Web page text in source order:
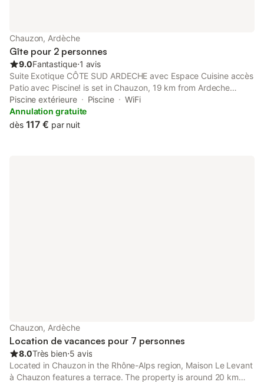
Chauzon, Ardèche
Gîte pour 2 personnes
9.0Fantastique⋅1 avis
Suite Exotique CÔTE SUD ARDECHE avec Espace Cuisine accès
Patio avec Piscine! is set in Chauzon, 19 km from Ardeche
Gorges, 18 km from Chauvet Cave, as well as 23 km from
Paiolive Wood.
Piscine extérieure Piscine
WiFi
Annulation gratuite
dès 117 € par nuit
Chauzon, Ardèche
Location de vacances pour 7 personnes
8.0Très bien⋅5 avis
Located in Chauzon in the Rhône-Alps region, Maison Le Levant
à Chauzon features a terrace. The property is around 20 km